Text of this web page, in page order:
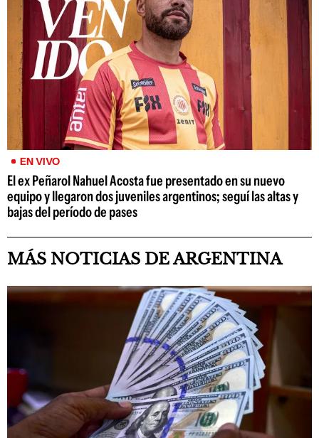
EN VIVO
El ex Peñarol Nahuel Acosta fue presentado en su nuevo
equipo y llegaron dos juveniles argentinos; seguí las altas y
bajas del período de pases
MÁS NOTICIAS DE ARGENTINA